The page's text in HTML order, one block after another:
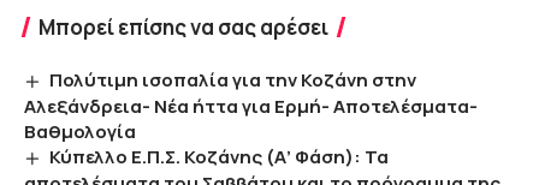
Μπορεί επίσης να σας αρέσει
Πολύτιμη ισοπαλία για την Κοζάνη στην
Αλεξάνδρεια- Νέα ήττα για Ερμή- Αποτελέσματα-
Βαθμολογία
Κύπελλο Ε.Π.Σ. Κοζάνης (Α’ Φάση): Τα